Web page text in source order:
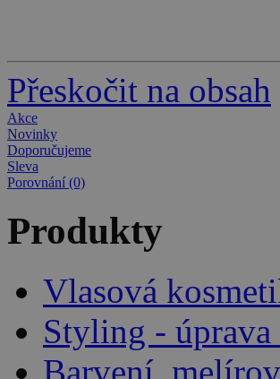
Přeskočit na obsah
Akce
Novinky
Doporučujeme
Sleva
Porovnání (0)
Produkty
Vlasová
Styling - úprava